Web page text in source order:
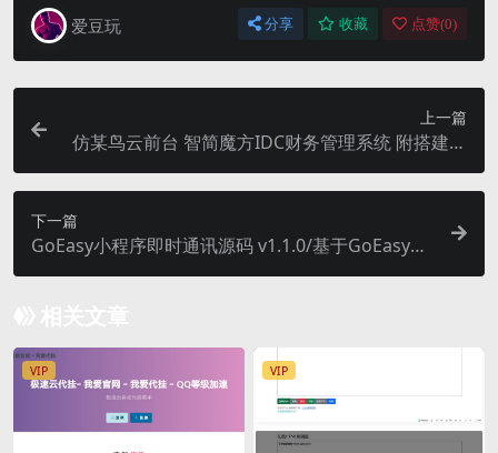
爱豆玩 分享 收藏 点赞(0)
上一篇
仿某鸟云前台 智简魔方IDC财务管理系统 附搭建教
程，
下一篇
GoEasy小程序即时通讯源码 v1.1.0/基于GoEasy提
供的websocket通讯服务
VIP VIP